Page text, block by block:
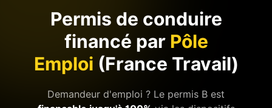
Permis de conduire
financé par Pôle
Emploi (France Travail)
Demandeur d'emploi ? Le permis B est